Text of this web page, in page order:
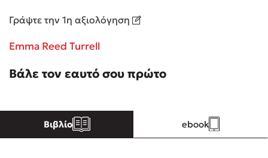
Το λιμάνι μου είσαι εσύ
Ένας γίγαντας στο σχολείο
Γράψτε την 1η αξιολόγηση
Emma Reed Turrell
Βάλε τον εαυτό σου πρώτο
Βιβλίο ebook